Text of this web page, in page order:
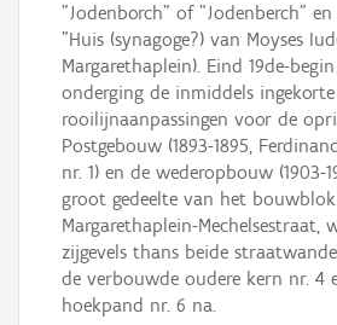
"Jodenborch" of "Jodenberch"
"Huis (synagoge?) van Moyses
Margarethaplein). Eind 19de-
onderging de inmiddels
rooilijnaanpassingen voor de
Postgebouw (1893-1895,
nr. 1) en de wederopbouw (1903-
groot gedeelte van het
Margarethaplein-Mechelsestraat,
zijgevels thans beide
de verbouwde oudere kern nr. 4
hoekpand nr. 6 na.